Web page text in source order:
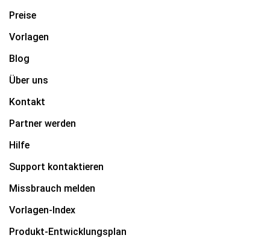
Preise
Vorlagen
Blog
Über uns
Kontakt
Partner werden
Hilfe
Support kontaktieren
Missbrauch melden
Vorlagen-Index
Produkt-Entwicklungsplan